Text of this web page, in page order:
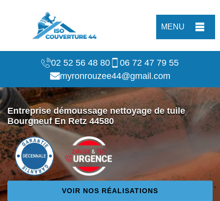
MENU
02 52 56 48 80
06 72 47 79 55
myronrouzee44@gmail.com
Entreprise démoussage nettoyage de tuile
Bourgneuf En Retz 44580
VOIR NOS RÉALISATIONS